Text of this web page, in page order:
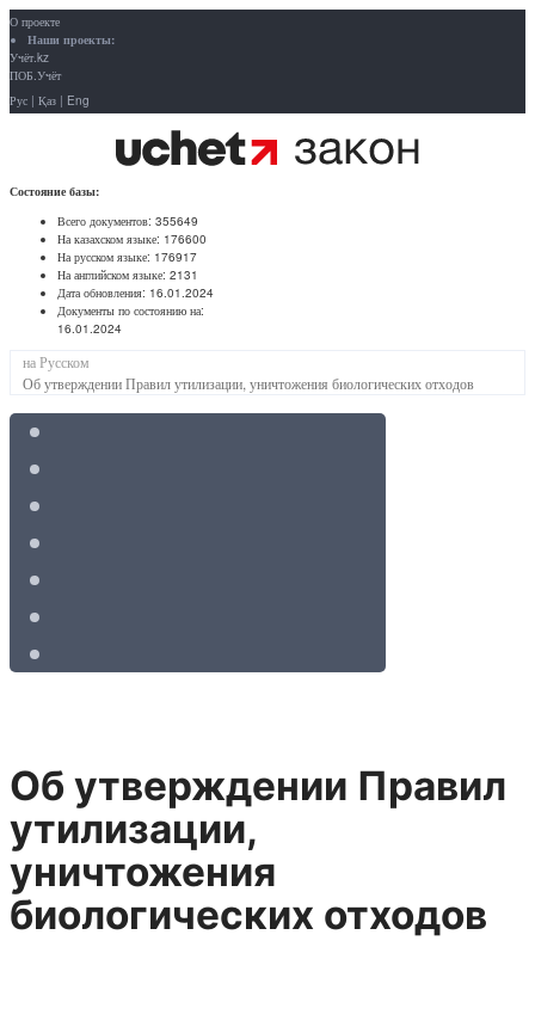
О проекте
Наши проекты:
Учёт.kz
ПОБ.Учёт
Рус | Қаз | Eng
Состояние базы:
Всего документов: 355649
На казахском языке: 176600
На русском языке: 176917
На английском языке: 2131
Дата обновления: 16.01.2024
Документы по состоянию на:
16.01.2024
на Русском
Об утверждении Правил утилизации, уничтожения биологических отходов
Об утверждении Правил
утилизации,
уничтожения
биологических отходов